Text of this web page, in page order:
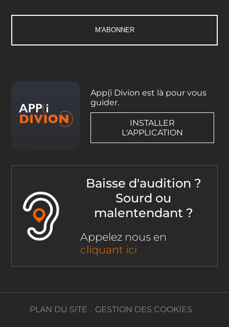
App(i Divion est là pour vous
guider.
INSTALLER
L'APPLICATION
Baisse d'audition ?
Sourd ou
malentendant ?
Appelez nous en
cliquant ici
PLAN DU SITE GESTION DES COOKIES